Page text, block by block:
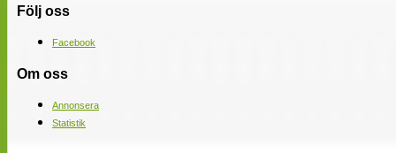
Följ oss
Facebook
Om oss
Annonsera
Statistik